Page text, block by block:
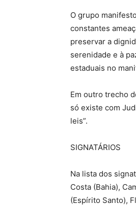
O grupo
constantes
preservar a
serenidade e à
estaduais no
Em outro trecho
só existe com
leis”.
SIGNATÁRIOS
Na lista dos
Costa (Bahia),
(Espírito Santo),